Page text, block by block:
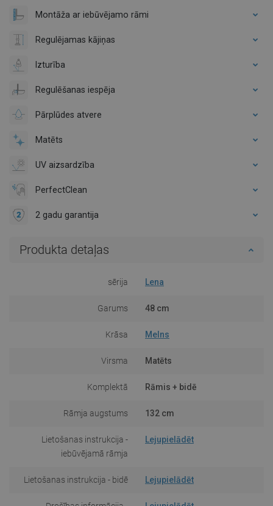
Montāža ar iebūvējamo rāmi
Regulējamas kājiņas
Izturība
Regulēšanas iespēja
Pārplūdes atvere
Matēts
UV aizsardzība
PerfectClean
2 gadu garantija
Produkta detaļas
sērija Lena
Garums 48 cm
Krāsa Melns
Virsma Matēts
Komplektā Rāmis + bidē
Rāmja augstums 132 cm
Lietošanas instrukcija -
iebūvējamā rāmja
Lejupielādēt
Lietošanas instrukcija - bidē Lejupielādēt